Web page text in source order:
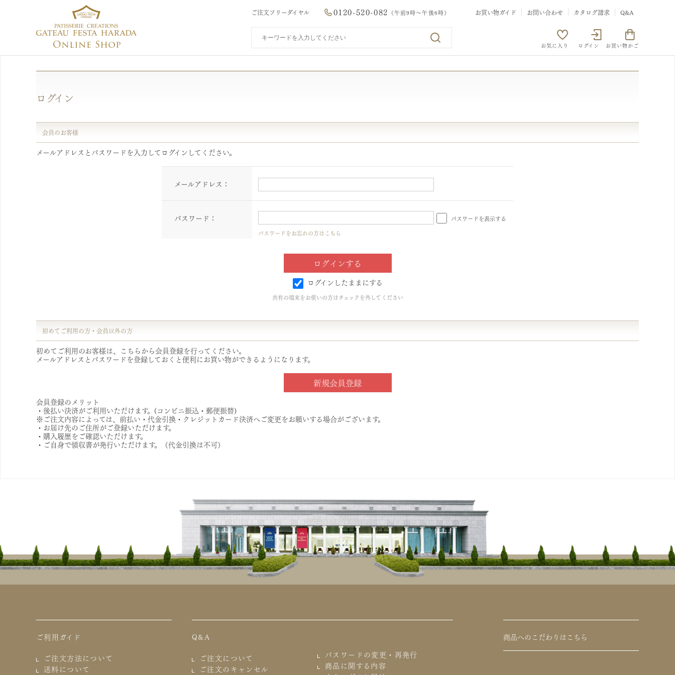
ご注文フリーダイヤル 0120-520-082 （午前9時～午後6時） お買い物ガイド お問い合わせ カタログ請求 Q&A
お気に入り ログイン お買い物かご
ログイン
会員のお客様
メールアドレスとパスワードを入力してログインしてください。
メールアドレス：
パスワード：
パスワードを表示する
パスワードをお忘れの方はこちら
ログインしたままにする
共有の端末をお使いの方はチェックを外してください
初めてご利用の方・会員以外の方
初めてご利用のお客様は、こちらから会員登録を行ってください。
メールアドレスとパスワードを登録しておくと便利にお買い物ができるようになります。
会員登録のメリット
・後払い決済がご利用いただけます。(コンビニ振込・郵便振替)
※ご注文内容によっては、前払い・代金引換・クレジットカード決済へご変更をお願いする場合がございます。
・お届け先のご住所がご登録いただけます。
・購入履歴をご確認いただけます。
・ご自身で領収書が発行いただけます。（代金引換は不可）
ご利用ガイド
ご注文方法について
送料について
Q&A
ご注文について
ご注文のキャンセル
パスワードの変更・再発行
商品に関する内容
商品へのこだわりはこちら